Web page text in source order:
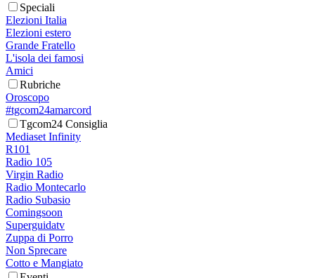
Speciali
Elezioni Italia
Elezioni estero
Grande Fratello
L'isola dei famosi
Amici
Rubriche
Oroscopo
#tgcom24amarcord
Tgcom24 Consiglia
Mediaset Infinity
R101
Radio 105
Virgin Radio
Radio Montecarlo
Radio Subasio
Comingsoon
Superguidatv
Zuppa di Porro
Non Sprecare
Cotto e Mangiato